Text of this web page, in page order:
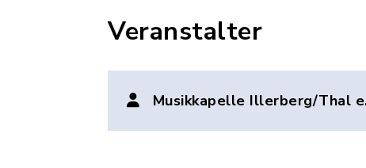
Veranstalter
Musikkapelle Illerberg/Thal